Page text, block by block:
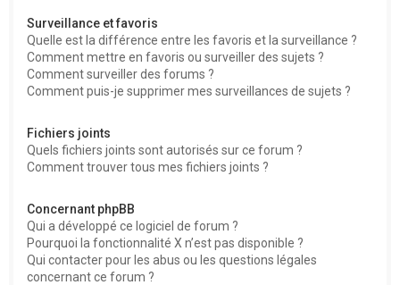
Surveillance et favoris
Quelle est la différence entre les favoris et la surveillance ?
Comment mettre en favoris ou surveiller des sujets ?
Comment surveiller des forums ?
Comment puis-je supprimer mes surveillances de sujets ?
Fichiers joints
Quels fichiers joints sont autorisés sur ce forum ?
Comment trouver tous mes fichiers joints ?
Concernant phpBB
Qui a développé ce logiciel de forum ?
Pourquoi la fonctionnalité X n’est pas disponible ?
Qui contacter pour les abus ou les questions légales
concernant ce forum ?